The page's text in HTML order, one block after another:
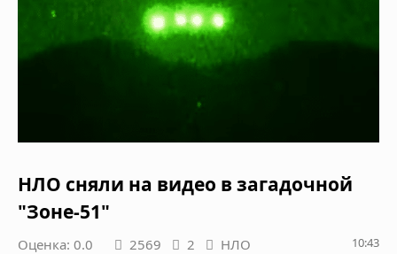
НЛО сняли на видео в загадочной
"Зоне-51"
Оценка: 0.0 2569 2 НЛО 10:43